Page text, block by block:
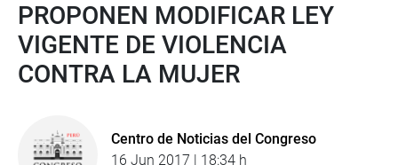
PROPONEN MODIFICAR LEY
VIGENTE DE VIOLENCIA
CONTRA LA MUJER
Centro de Noticias del Congreso
16 Jun 2017 | 18:34 h